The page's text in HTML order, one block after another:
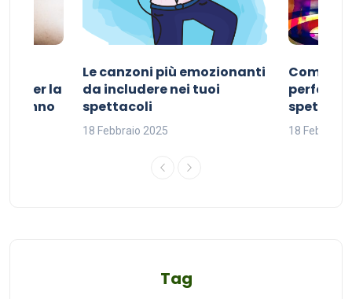
per la
sonno
Le canzoni più emozionanti
da includere nei tuoi
spettacoli
18 Febbraio 2025
Come
perfetta
18 Febbraio
Tag